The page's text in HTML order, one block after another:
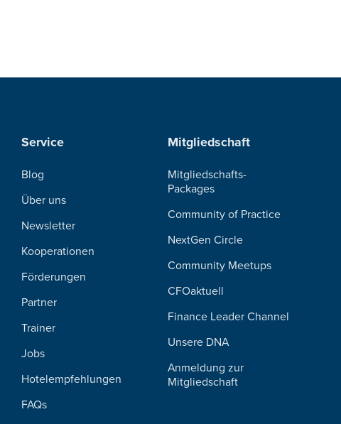
Service
Blog
Über uns
Newsletter
Kooperationen
Förderungen
Partner
Trainer
Jobs
Hotelempfehlungen
FAQs
Mitgliedschaft
Mitgliedschafts-
Packages
Community of Practice
NextGen Circle
Community Meetups
CFOaktuell
Finance Leader Channel
Unsere DNA
Anmeldung zur
Mitgliedschaft